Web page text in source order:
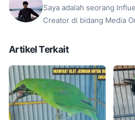
Saya adalah seorang
Creator di bidang Media
Artikel Terkait